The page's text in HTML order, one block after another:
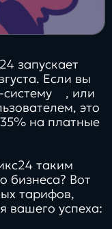
запускает
Если вы
, или
это
на платные
таким
бизнеса? Вот
тарифов,
вашего успеха: